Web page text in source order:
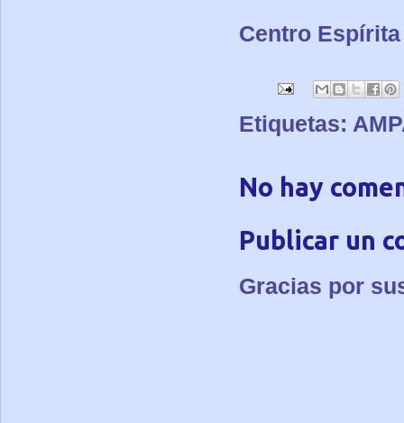
Centro
Etiquetas:
No hay
Publicar un
Gracias por